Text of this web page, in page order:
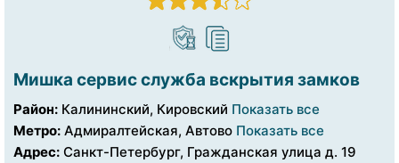
Мишка сервис служба вскрытия замков
Район: Калининский, Кировский Показать все
Метро: Адмиралтейская, Автово Показать все
Адрес: Санкт-Петербург, Гражданская улица д. 19